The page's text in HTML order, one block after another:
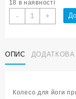
18 в наявності
-
Колесо
балансувальне
йоги
фіолетове
+
ОПИС ДОДАТКОВА
Колесо для йоги